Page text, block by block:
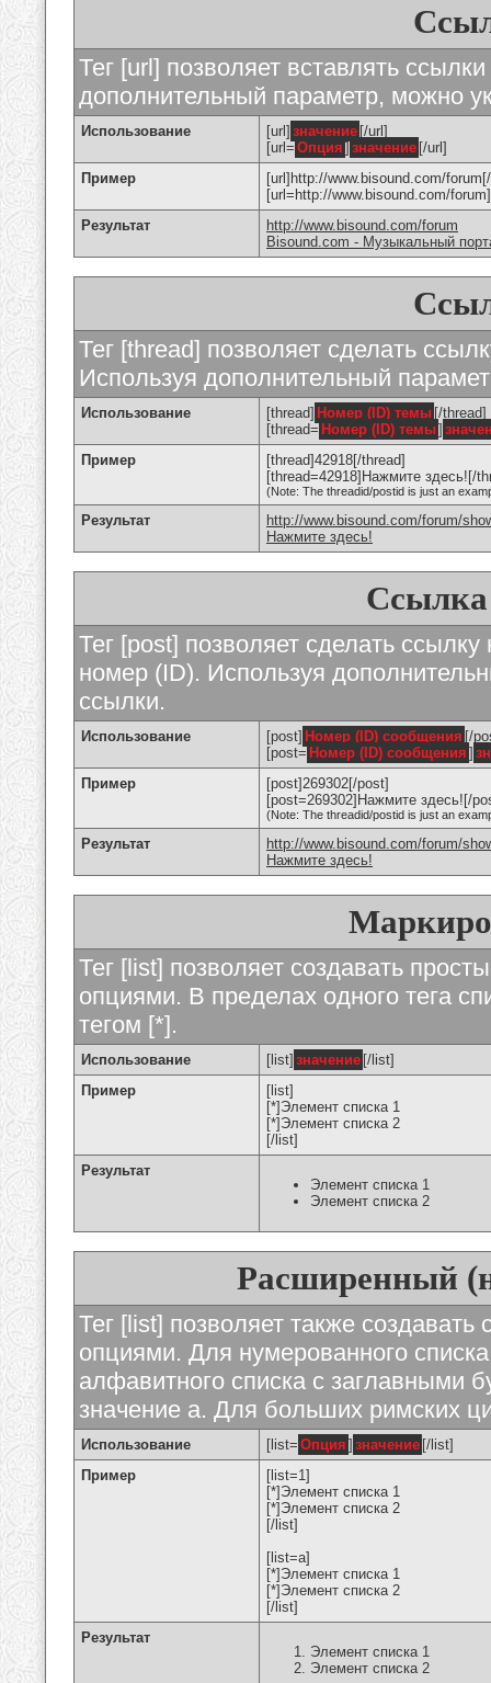
Тег [url] позволяет вставлять
дополнительный параметр, можно
Использование [url] значение [/url]
[url= Опция ] значение [/url]
Пример
[url]http://www.bisound.com/
[url=http://www.bisound.com/
Результат
http://www.bisound.com/forum
Bisound.com - Музыкальный
Тег [thread] позволяет сделать
Используя дополнительный
Использование [thread] Номер (ID) темы [/thread]
[thread= Номер (ID) темы]
Пример
[thread]42918[/thread]
[thread=42918]Нажмите здесь![/
(Note: The threadid/postid is just an
Результат
http://www.bisound.com/forum/
Нажмите здесь!
Ссылка
Тег [post] позволяет сделать
номер (ID). Используя
ссылки.
Использование [post] Номер (ID) сообщения [/
[post= Номер (ID) сообщения ]
Пример
[post]269302[/post]
[post=269302]Нажмите здесь![/
(Note: The threadid/postid is just an
Результат
http://www.bisound.com/forum/
Нажмите здесь!
Тег [list] позволяет создавать
опциями. В пределах одного тега
тегом [*].
Использование [list] значение [/list]
Пример
[list]
[*]Элемент списка 1
[*]Элемент списка 2
[/list]
Результат
Элемент списка 1
Элемент списка 2
Расширенный
Тег [list] позволяет также
опциями. Для нумерованного
алфавитного списка с заглавными
значение а. Для больших римских
Использование [list= Опция ] значение [/list]
Пример
[list=1]
[*]Элемент списка 1
[*]Элемент списка 2
[/list]
[list=a]
[*]Элемент списка 1
[*]Элемент списка 2
[/list]
Результат
Элемент списка 1
Элемент списка 2